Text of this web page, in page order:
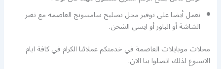
نعمل أيضا على توفير محل تصليح سامسونج العاصمة مع تغير
الشاشة أو الباور أو ايسي الشحن.
محلات موبايلات العاصمة في خدمتكم عملائنا الكرام في كافة ايام
الاسبوع لذلك اتصلوا بنا الان.